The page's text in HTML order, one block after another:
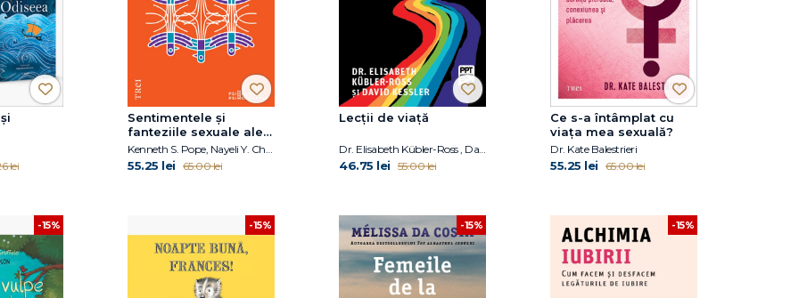
lei
Sentimentele și
fanteziile sexuale ale
terapeuților
55.25 lei 65.00 lei
Lecții de viață
46.75 lei 55.00 lei
Ce s-a întâmplat cu
viața mea sexuală?
Dr. Kate Balestrieri
55.25 lei 65.00 lei
-15% -15% -15% -15%